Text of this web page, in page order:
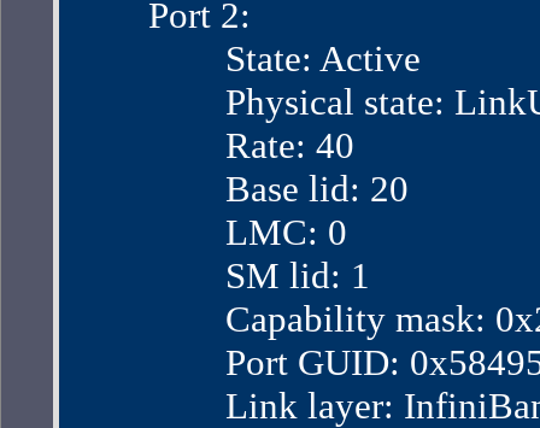
Port 2:
State: Active
Physical state:
Rate: 40
Base lid: 20
LMC: 0
SM lid: 1
Capability mask:
Port GUID:
Link layer: